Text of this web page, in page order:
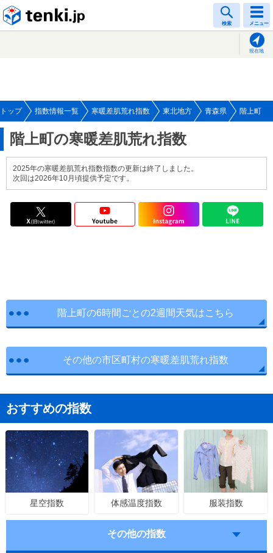
検索 メニュー
現在地
トップ 指数情報一覧 寒暖差肌荒れ指数 東北地方 青森県 階上町
階上町の寒暖差肌荒れ指数
2025年の寒暖差肌荒れ指数指数の更新は終了しました。
次回は2026年10月頃提供予定です。
階上町の6時間ごとの2週間天気はこちら
その他の市区町村の寒暖差肌荒れ指数
おすすめの指数
星空指数 体感温度指数 服装指数
その他の指数